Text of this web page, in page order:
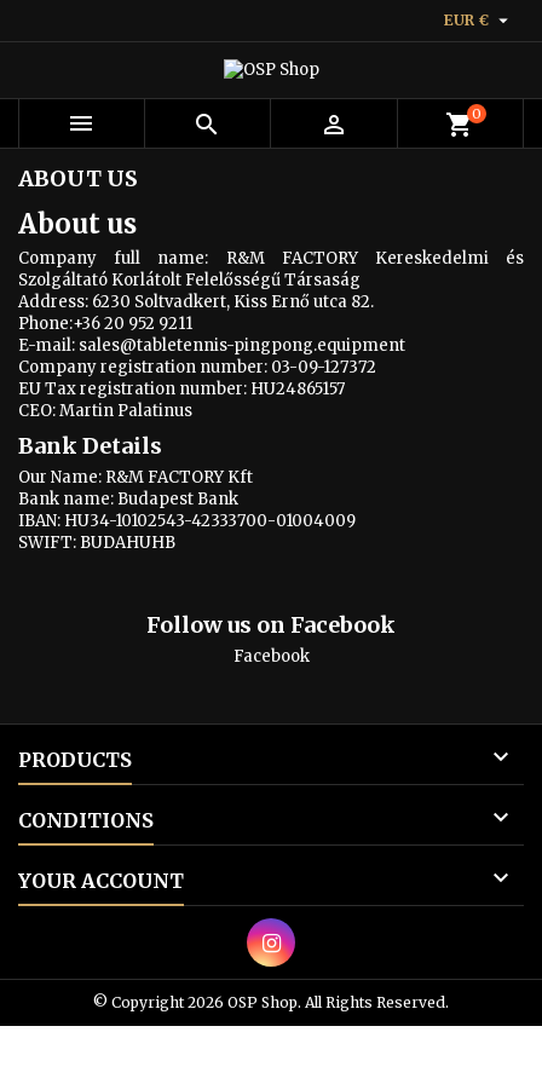
EUR € 
   shopping_cart0
ABOUT US
About us
Company full name: R&M FACTORY Kereskedelmi és
Szolgáltató Korlátolt Felelősségű Társaság
Address: 6230 Soltvadkert, Kiss Ernő utca 82.
Phone:+36 20 952 9211
E-mail: sales@tabletennis-pingpong.equipment
Company registration number: 03-09-127372
EU Tax registration number: HU24865157
CEO: Martin Palatinus
Bank Details
Our Name: R&M FACTORY Kft
Bank name: Budapest Bank
IBAN: HU34-10102543-42333700-01004009
SWIFT: BUDAHUHB
Follow us on Facebook
Facebook
PRODUCTS 
CONDITIONS 
YOUR ACCOUNT 
© Copyright 2026 OSP Shop. All Rights Reserved.